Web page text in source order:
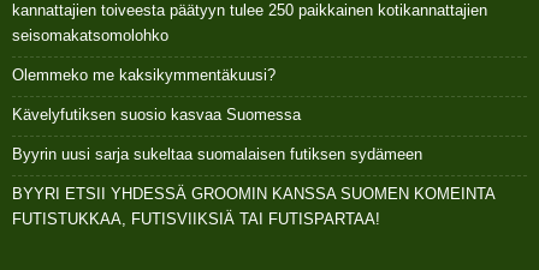
kannattajien toiveesta päätyyn tulee 250 paikkainen kotikannattajien
seisomakatsomolohko
Olemmeko me kaksikymmentäkuusi?
Kävelyfutiksen suosio kasvaa Suomessa
Byyrin uusi sarja sukeltaa suomalaisen futiksen sydämeen
BYYRI ETSII YHDESSÄ GROOMIN KANSSA SUOMEN KOMEINTA
FUTISTUKKAA, FUTISVIIKSIÄ TAI FUTISPARTAA!